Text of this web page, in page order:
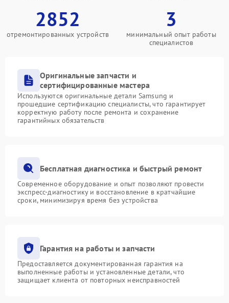
2852
отремонтированных устройств
3
минимальный опыт работы
специалистов
Оригинальные запчасти и
сертифицированные мастера
Используются оригинальные детали Samsung и
прошедшие сертификацию специалисты, что гарантирует
корректную работу после ремонта и сохранение
гарантийных обязательств
Бесплатная диагностика и быстрый ремонт
Современное оборудование и опыт позволяют провести
экспресс-диагностику и восстановление в кратчайшие
сроки, минимизируя время без устройства
Гарантия на работы и запчасти
Предоставляется документированная гарантия на
выполненные работы и установленные детали, что
защищает клиента от повторных неисправностей